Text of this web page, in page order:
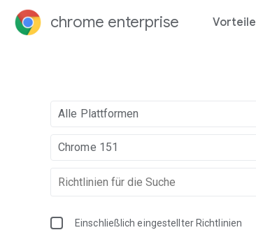
chrome enterprise Vorteile
Alle Plattformen
Chrome 151
Einschließlich eingestellter Richtlinien